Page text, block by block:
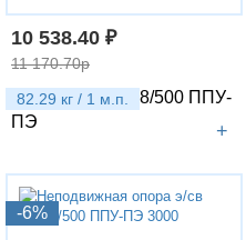
82.29 кг / 1 м.п.
10 538.40 ₽
+
11 170.70р
Труба э/св 325х8/500 ППУ-
ПЭ
-6%